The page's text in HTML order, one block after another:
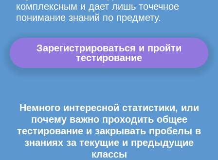
комплексным и дает лишь точечное
понимание знаний по предмету.
Зарегистрироваться и пройти
тестирование
Немного интересной статистики, или
почему важно проходить общее
тестирование и закрывать пробелы в
знаниях за текущие и предыдущие
классы